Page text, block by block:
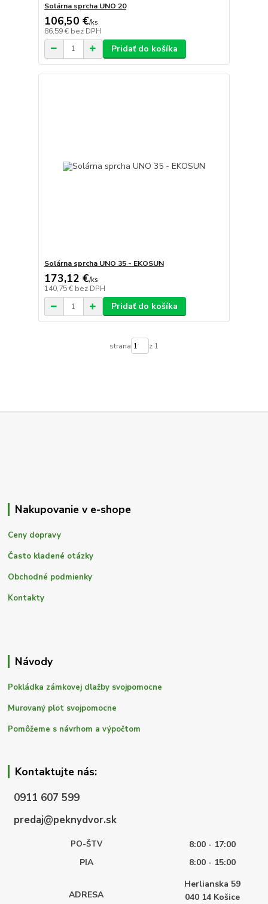
Solárna sprcha UNO 20
106,50 €/ks
86,59 € bez DPH
Pridať do košíka
Solárna sprcha UNO 35 - EKOSUN
173,12 €/ks
140,75 € bez DPH
Pridať do košíka
strana z 1
Nakupovanie v e-shope
Ceny dopravy
Často kladené otázky
Obchodné podmienky
Kontakty
Návody
Pokládka zámkovej dlažby svojpomocne
Murovaný plot svojpomocne
Pomôžeme s návrhom a výpočtom
Kontaktujte nás:
0911 607 599
predaj@peknydvor.sk
PO-ŠTV
8:00 - 17:00
PIA
8:00 - 15:00
ADRESA
Herlianska 59
040 14 Košice